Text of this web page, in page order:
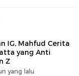
IG, Mahfud Cerita
yang Anti
Z
yang lalu